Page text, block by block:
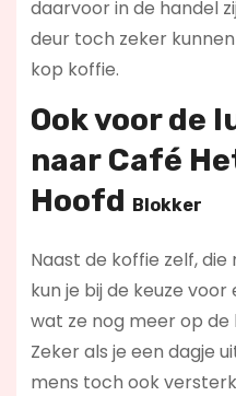
daarvoor in de handel
deur toch zeker
kop koffie.
Ook voor de
naar Café
Hoofd Blokker
Naast de koffie zelf, die
kun je bij de keuze
wat ze nog meer op
Zeker als je een dagje
mens toch ook